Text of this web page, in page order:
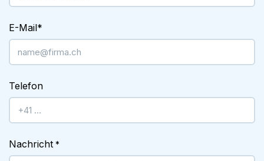
E-Mail*
Telefon
Nachricht *